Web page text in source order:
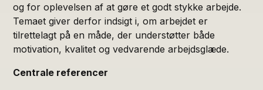
og for oplevelsen af at gøre et godt stykke arbejde.
Temaet giver derfor indsigt i, om arbejdet er
tilrettelagt på en måde, der understøtter både
motivation, kvalitet og vedvarende arbejdsglæde.
Centrale referencer